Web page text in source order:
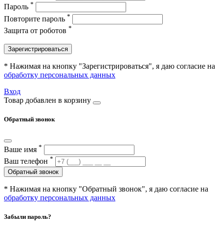
Пароль *
Повторите пароль *
Защита от роботов *
Зарегистрироваться
* Нажимая на кнопку "Зарегистрироваться", я даю согласие на
обработку персональных данных
Вход
Товар добавлен в корзину
Обратный звонок
Ваше имя *
Ваш телефон *
Обратный звонок
* Нажимая на кнопку "Обратный звонок", я даю согласие на
обработку персональных данных
Забыли пароль?